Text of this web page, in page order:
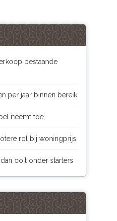
bestaande
per jaar binnen bereik
neemt toe
rol bij woningprijs
ooit onder starters